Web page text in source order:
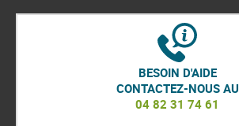
BESOIN D'AIDE
CONTACTEZ-NOUS AU
04 82 31 74 61